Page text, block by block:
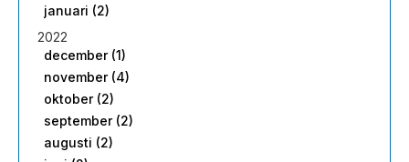
januari (2)
2022
december (1)
november (4)
oktober (2)
september (2)
augusti (2)